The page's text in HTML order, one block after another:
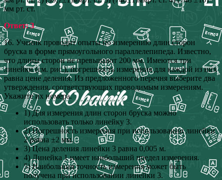
мм рт. ст.
Ответ: 3
16. Ученик проводит опыты по измерению длин сторон
бруска в форме прямоугольного параллелепипеда. Известно,
что длины сторон не превышают 200 мм. Имеются три
линейки (см. рис.), погрешность измерения для каждой из них
равна цене деления. Из предложенного перечня выберите два
утверждения, соответствующих проводимым измерениям.
Укажите их номера.
1) Для измерения длин сторон бруска можно
использовать только линейку 3.
2) Погрешность измерения при использовании линейки
2 равна ±2 мм.
3) Цена деления линейки 3 равна 0,005 м.
4) Линейка 1 имеет наибольший предел измерения.
5) Наибольшая точность измерения может быть
получена при использовании линейки 3.